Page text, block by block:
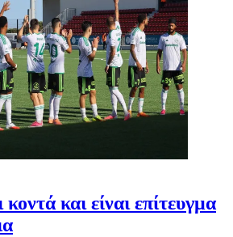
κοντά και είναι επίτευγμα